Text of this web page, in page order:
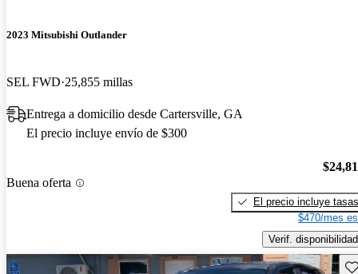
2023 Mitsubishi Outlander
SEL FWD 25,855 millas
Entrega a domicilio desde Cartersville, GA
El precio incluye envío de $300
Buena oferta
El precio incluye tasas
$470/mes
Verif. disponibilidad